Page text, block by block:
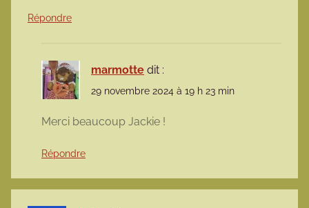
Répondre
marmotte dit :
29 novembre 2024 à 19 h 23 min
Merci beaucoup Jackie !
Répondre